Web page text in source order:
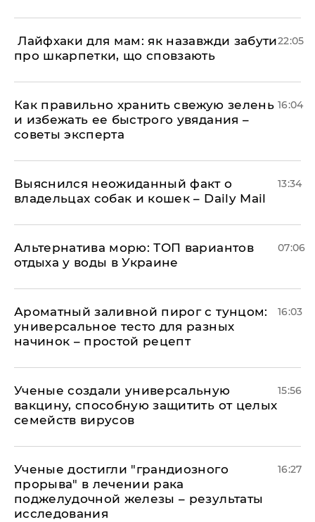
​ Лайфхаки для мам: як назавжди забути
про шкарпетки, що сповзають
22:05
Как правильно хранить свежую зелень
и избежать ее быстрого увядания –
советы эксперта
16:04
Выяснился неожиданный факт о
владельцах собак и кошек – Daily Mail
13:34
Альтернатива морю: ТОП вариантов
отдыха у воды в Украине
07:06
Ароматный заливной пирог с тунцом:
универсальное тесто для разных
начинок – простой рецепт
16:03
Ученые создали универсальную
вакцину, способную защитить от целых
семейств вирусов
15:56
Ученые достигли "грандиозного
прорыва" в лечении рака
поджелудочной железы – результаты
исследования
16:27